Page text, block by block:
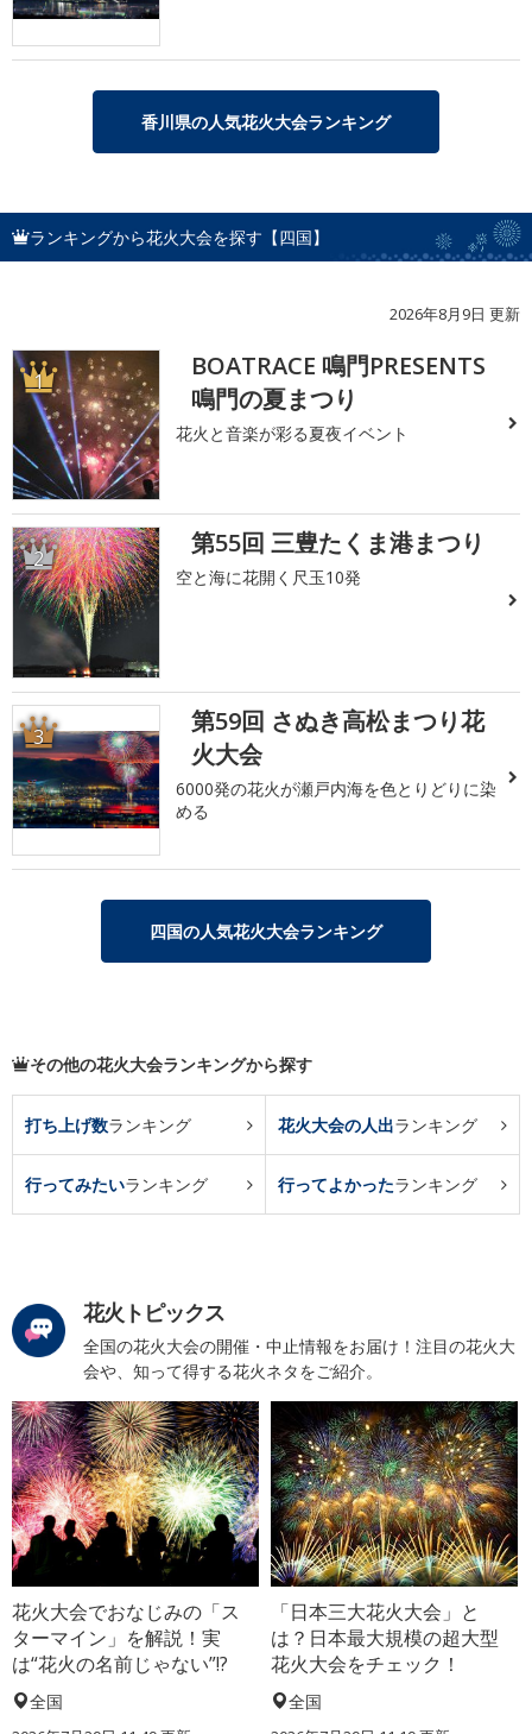
香川県の人気花火大会ランキング
ランキングから花火大会を探す【四国】
2026年8月9日 更新
1
BOATRACE 鳴門PRESENTS
鳴門の夏まつり
花火と音楽が彩る夏夜イベント
2 第55回 三豊たくま港まつり
空と海に花開く尺玉10発
3
第59回 さぬき高松まつり花
火大会
6000発の花火が瀬戸内海を色とりどりに染
める
四国の人気花火大会ランキング
その他の花火大会ランキングから探す
打ち上げ数ランキング 花火大会の人出ランキング
行ってみたいランキング 行ってよかったランキング
花火トピックス
全国の花火大会の開催・中止情報をお届け！注目の花火大
会や、知って得する花火ネタをご紹介。
花火大会でおなじみの「ス
ターマイン」を解説！実
は“花火の名前じゃない”!?
全国
「日本三大花火大会」と
は？日本最大規模の超大型
花火大会をチェック！
全国